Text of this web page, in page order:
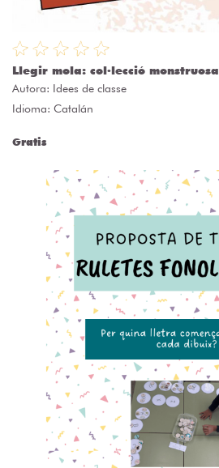
Llegir mola: col·lecció monstruosa
Autora: Idees de classe
Idioma: Catalán
Gratis